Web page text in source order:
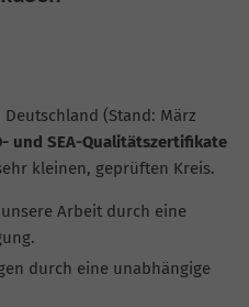
(Stand: März
und SEA-Qualitätszertifikate
kleinen, geprüften Kreis.
Arbeit durch eine
durch eine unabhängige